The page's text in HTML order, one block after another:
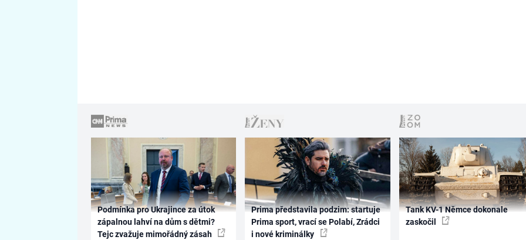
Podmínka pro Ukrajince za útok
zápalnou lahví na dům s dětmi?
Tejc zvažuje mimořádný zásah
Prima představila podzim: startuje
Prima sport, vrací se Polabí, Zrádci
i nové kriminálky
Tank KV-1 Němce dokonale
zaskočil